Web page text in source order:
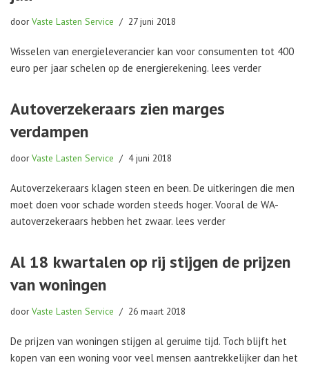
doorVaste Lasten Service 27 juni 2018
Wisselen van energieleverancier kan voor consumenten tot 400
euro per jaar schelen op de energierekening. lees verder
Autoverzekeraars zien marges
verdampen
doorVaste Lasten Service 4 juni 2018
Autoverzekeraars klagen steen en been. De uitkeringen die men
moet doen voor schade worden steeds hoger. Vooral de WA-
autoverzekeraars hebben het zwaar. lees verder
Al 18 kwartalen op rij stijgen de prijzen
van woningen
doorVaste Lasten Service 26 maart 2018
De prijzen van woningen stijgen al geruime tijd. Toch blijft het
kopen van een woning voor veel mensen aantrekkelijker dan het